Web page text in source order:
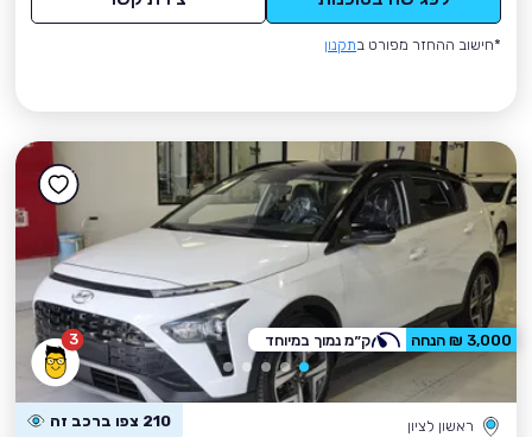
*חישוב ההחזר מפורט בתקנון
3
ראשון לציון 210 צפו ברכב זה
3,000 ₪ הנחה ק״מ נמוך במיוחד